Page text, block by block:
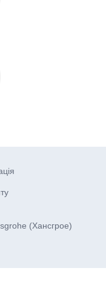
(Хансгрое)